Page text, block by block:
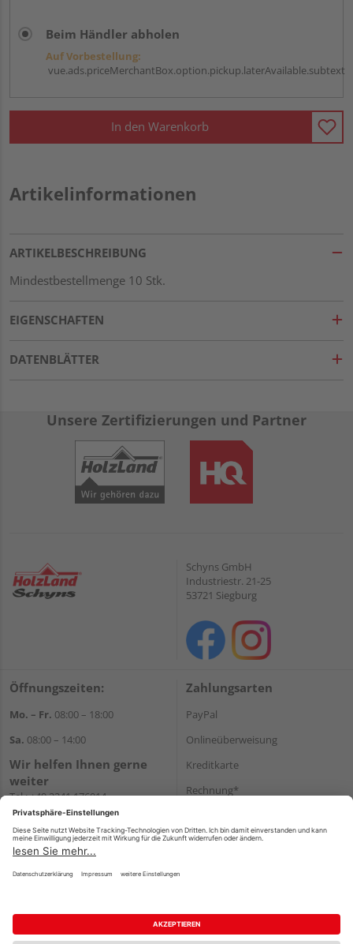
Beim Händler abholen
Auf Vorbestellung:
vue.ads.priceMerchantBox.option.pickup.laterAvailable.subtext
In den Warenkorb
Artikelinformationen
ARTIKELBESCHREIBUNG
Mindestbestellmenge 10 Stk.
EIGENSCHAFTEN
DATENBLÄTTER
Unsere Zertifizierungen und Partner
Schyns GmbH
Industriestr. 21-25
53721 Siegburg
Öffnungszeiten:
Mo. – Fr. 08:00 – 18:00
Sa. 08:00 – 14:00
Wir helfen Ihnen gerne
weiter
Tel.:+49 2241 176014
E-Mail:shopbestellung@holz-
schyns.de
Zahlungsarten
PayPal
Onlineüberweisung
Kreditkarte
Rechnung*
Versand
Impressum AGB Widerruf
Datenschutz
Reservierungsbedingungen
Vertrag widerrufen